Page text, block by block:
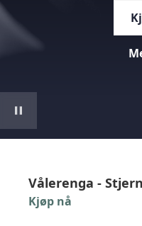
Vålerenga -
Kjøp nå